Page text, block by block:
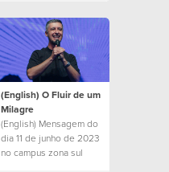
(English) O Fluir de um
Milagre
(English) Mensagem do
dia 11 de junho de 2023
no campus zona sul